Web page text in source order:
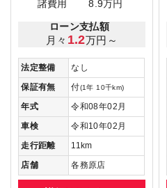
諸費用 8.9万円
ローン支払額
月々 1.2万円～
法定整備
なし
保証有無
付(1年 10千km)
年式
令和08年02月
車検
令和10年02月
走行距離
11km
店舗
各務原店